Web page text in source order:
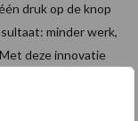
druk op de knop
minder werk,
deze innovatie